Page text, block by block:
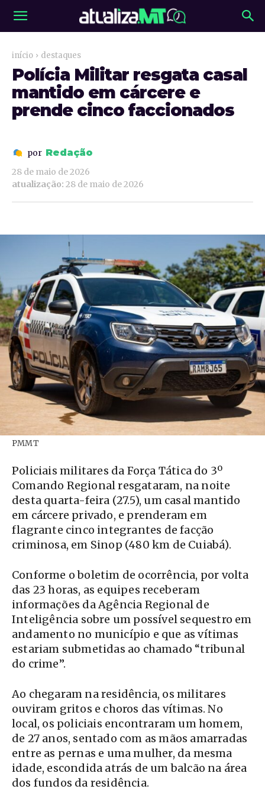
início destaques
Polícia Militar resgata casal
mantido em cárcere e
prende cinco faccionados
por Redação
28 de maio de 2026
atualização: 28 de maio de 2026
PMMT
Policiais militares da Força Tática do 3º
Comando Regional resgataram, na noite
desta quarta-feira (27.5), um casal mantido
em cárcere privado, e prenderam em
flagrante cinco integrantes de facção
criminosa, em Sinop (480 km de Cuiabá).
Conforme o boletim de ocorrência, por volta
das 23 horas, as equipes receberam
informações da Agência Regional de
Inteligência sobre um possível sequestro em
andamento no município e que as vítimas
estariam submetidas ao chamado “tribunal
do crime”.
Ao chegaram na residência, os militares
ouviram gritos e choros das vítimas. No
local, os policiais encontraram um homem,
de 27 anos, sentado com as mãos amarradas
entre as pernas e uma mulher, da mesma
idade, escondida atrás de um balcão na área
dos fundos da residência.